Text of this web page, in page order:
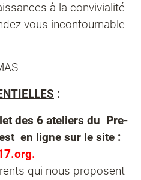
à la convivialité
vous incontournable
:
des 6 ateliers du Pre-
en ligne sur le site :
qui nous proposent